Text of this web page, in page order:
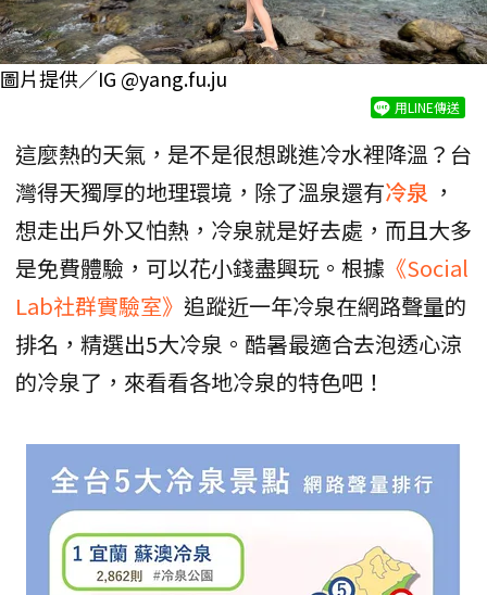
圖片提供／IG @yang.fu.ju
用LINE傳送
這麼熱的天氣，是不是很想跳進冷水裡降溫？台
灣得天獨厚的地理環境，除了溫泉還有冷泉 ，
想走出戶外又怕熱，冷泉就是好去處，而且大多
是免費體驗，可以花小錢盡興玩。根據 《Social
Lab社群實驗室》 追蹤近一年冷泉在網路聲量的
排名，精選出5大冷泉。酷暑最適合去泡透心涼
的冷泉了，來看看各地冷泉的特色吧！